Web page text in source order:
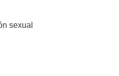
sexual